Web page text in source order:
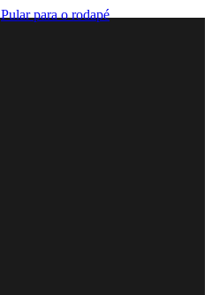
Pular para o rodapé